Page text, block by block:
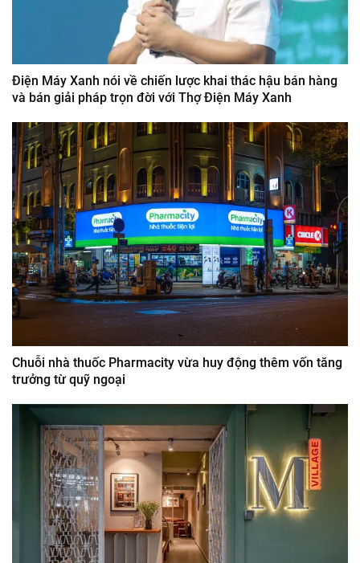
Điện Máy Xanh nói về chiến lược khai thác hậu bán hàng
và bán giải pháp trọn đời với Thợ Điện Máy Xanh
Chuỗi nhà thuốc Pharmacity vừa huy động thêm vốn tăng
trưởng từ quỹ ngoại